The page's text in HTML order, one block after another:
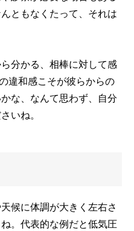
ともなくたって、それは
分かる、相棒に対して感
違和感こそが彼らからの
な、なんて思わず、自分
いね。
候に体調が大きく左右さ
。代表的な例だと低気圧